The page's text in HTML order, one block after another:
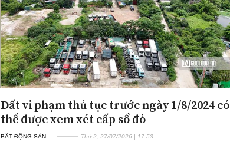
Đất vi phạm thủ tục trước ngày 1/8/2024 có
thể được xem xét cấp sổ đỏ
BẤT ĐỘNG SẢN Thứ 2, 27/07/2026 | 17:53